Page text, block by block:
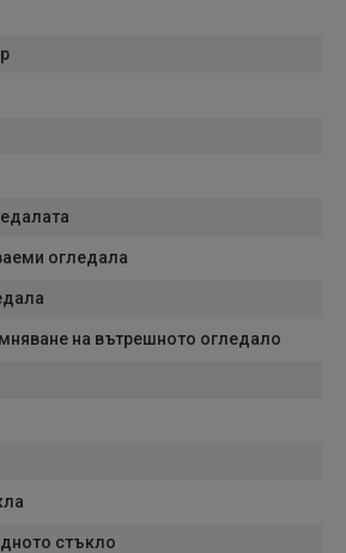
огледала
на вътрешното огледало
стъкло